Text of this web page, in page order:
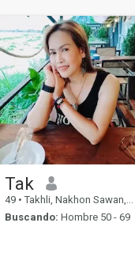
Tak
49 • Takhli, Nakhon Sawan, Tailandia
Buscando: Hombre 50 - 69